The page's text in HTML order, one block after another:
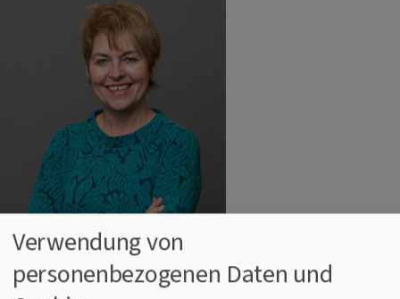
Verwendung von
personenbezogenen Daten und